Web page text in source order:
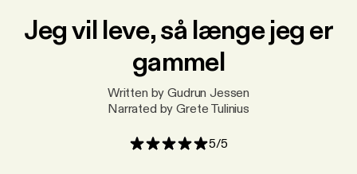
Jeg vil leve, så længe jeg er
gammel
Written by Gudrun Jessen
Narrated by Grete Tulinius
5/5